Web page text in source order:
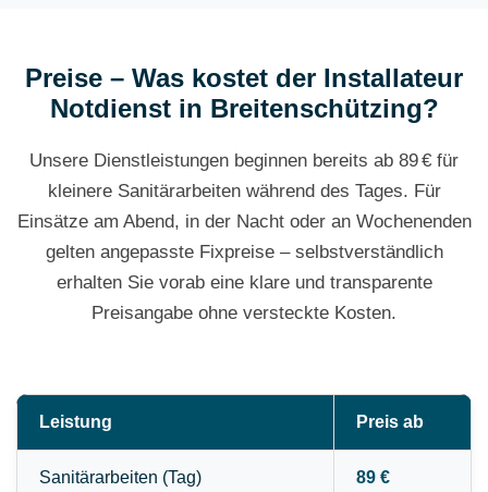
Preise – Was kostet der Installateur
Notdienst in Breitenschützing?
Unsere Dienstleistungen beginnen bereits ab 89 € für
kleinere Sanitärarbeiten während des Tages. Für
Einsätze am Abend, in der Nacht oder an Wochenenden
gelten angepasste Fixpreise – selbstverständlich
erhalten Sie vorab eine klare und transparente
Preisangabe ohne versteckte Kosten.
Leistung Preis ab
Sanitärarbeiten (Tag) 89 €